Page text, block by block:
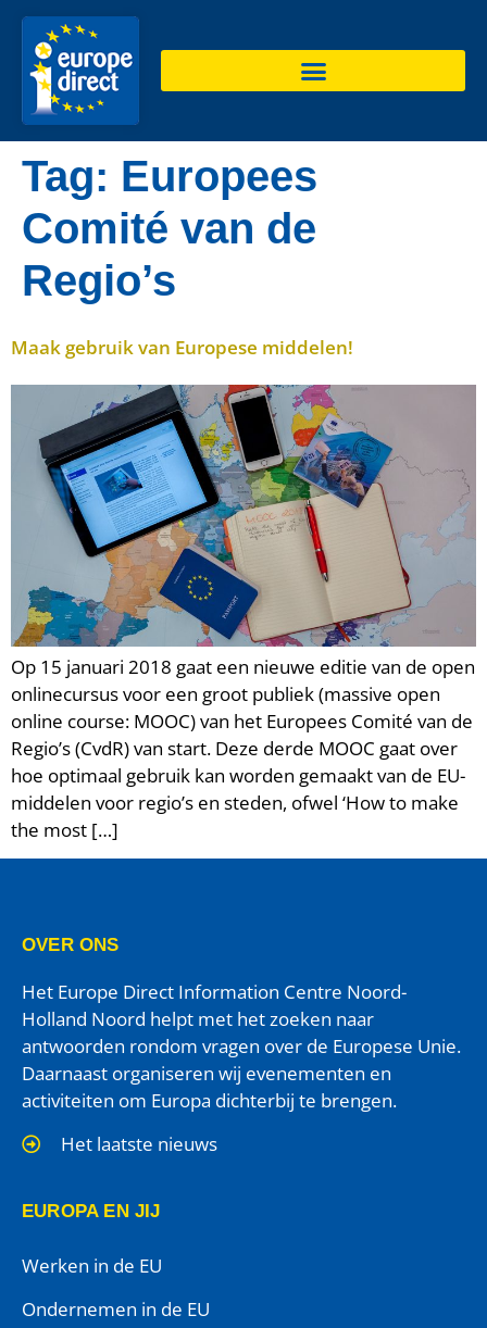
de
inhoud
Tag: Europees
Comité van de
Regio’s
Maak gebruik van Europese middelen!
Op 15 januari 2018 gaat een nieuwe editie van de open
onlinecursus voor een groot publiek (massive open
online course: MOOC) van het Europees Comité van de
Regio’s (CvdR) van start. Deze derde MOOC gaat over
hoe optimaal gebruik kan worden gemaakt van de EU-
middelen voor regio’s en steden, ofwel ‘How to make
the most […]
OVER ONS
Het Europe Direct Information Centre Noord-
Holland Noord helpt met het zoeken naar
antwoorden rondom vragen over de Europese Unie.
Daarnaast organiseren wij evenementen en
activiteiten om Europa dichterbij te brengen.
Het laatste nieuws
EUROPA EN JIJ
Werken in de EU
Ondernemen in de EU